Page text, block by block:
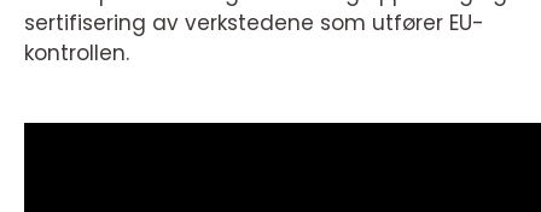
sertifisering av verkstedene som utfører EU-
kontrollen.